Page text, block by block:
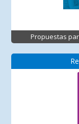
Propuestas